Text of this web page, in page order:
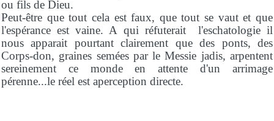
ou fils de Dieu.
Peut-être que tout cela est faux, que tout se vaut et que
l'espérance est vaine. A qui réfuterait l'eschatologie il
nous apparait pourtant clairement que des ponts, des
Corps-don, graines semées par le Messie jadis, arpentent
sereinement ce monde en attente d'un arrimage
pérenne...le réel est aperception directe.